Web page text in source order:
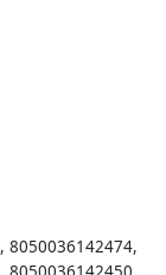
, 8050036142474,